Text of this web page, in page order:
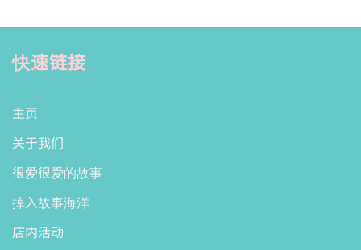
快速链接
主页
关于我们
很爱很爱的故事
掉入故事海洋
店内活动